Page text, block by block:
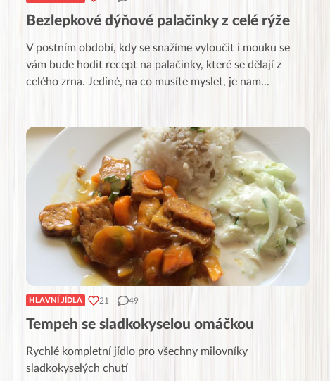
Bezlepkové dýňové palačinky z celé rýže
V postním období, kdy se snažíme vyloučit i mouku se
vám bude hodit recept na palačinky, které se dělají z
celého zrna. Jediné, na co musíte myslet, je nam...
HLAVNÍ JÍDLA 21 49
Tempeh se sladkokyselou omáčkou
Rychlé kompletní jídlo pro všechny milovníky
sladkokyselých chutí